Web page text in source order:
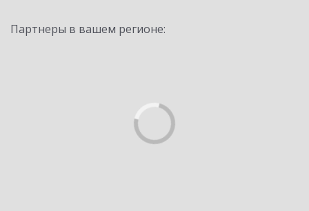
Партнеры в вашем регионе: